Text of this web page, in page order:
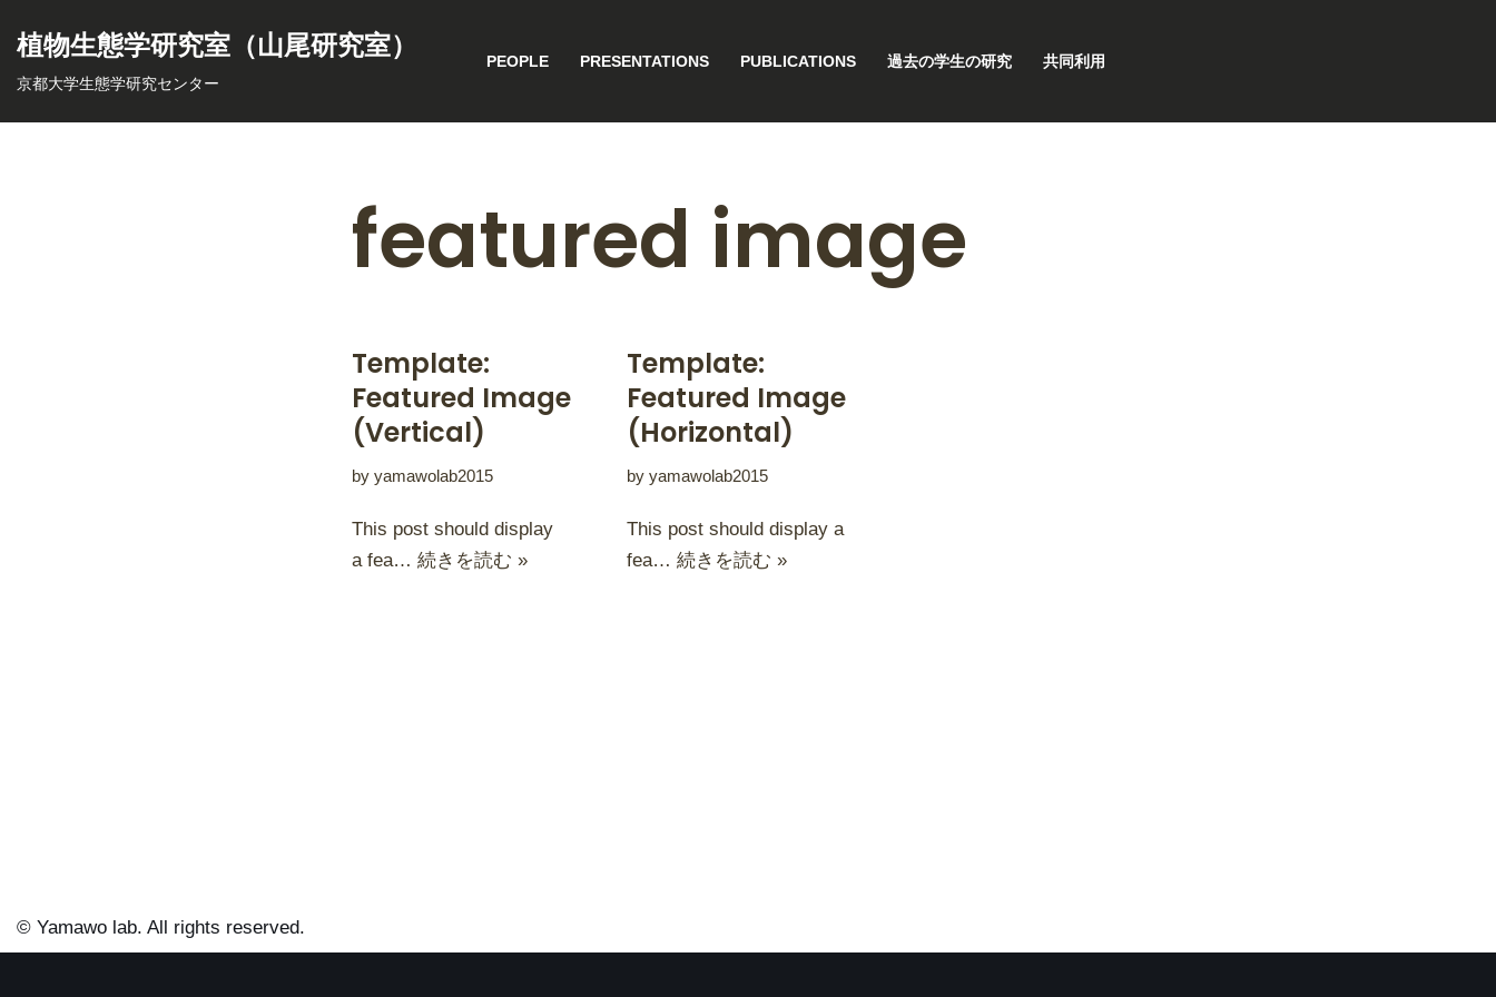
コ
ン
テ
植物生態学研究室（山尾研究室）
京都大学生態学研究センター
PEOPLE PRESENTATIONS PUBLICATIONS 過去の学生の研究 共同利用
featured image
Template:
Featured Image
(Vertical)
byyamawolab2015
This post should display
a fea…続きを読む »
Template:
Featured Image
(Horizontal)
byyamawolab2015
This post should display a
fea…続きを読む »
© Yamawo lab. All rights reserved.